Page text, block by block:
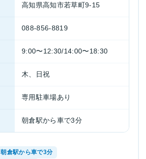
高知県高知市若草町9-15
088-856-8819
9:00〜12:30/14:00〜18:30
木、日祝
専用駐車場あり
朝倉駅から車で3分
朝倉駅から車で3分